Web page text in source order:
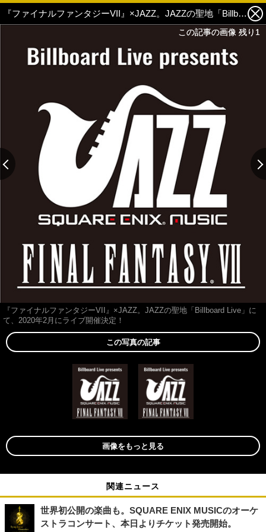
『ファイナルファンタジーVII』×JAZZ。JAZZの聖地「Billboard Live」にて、2020年2月にライブ開催決定！ 2枚目の写真・画像
『ファイナルファンタジーVII』×JAZZ。JAZZの聖地「Billboard Live」に
て、2020年2月にライブ開催決定！
この記事の画像 残り1
この写真の記事
画像をもっと見る
関連ニュース
世界初公開の楽曲も。SQUARE ENIX MUSICのオーケ
ストラコンサート、本日よりチケット発売開始。
この記事の画像 残り1